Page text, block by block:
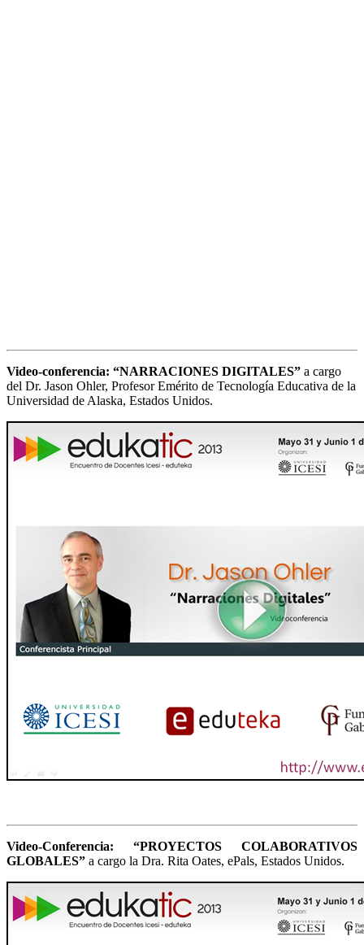
Video-conferencia: “NARRACIONES DIGITALES” a cargo
del Dr. Jason Ohler, Profesor Emérito de Tecnología Educativa de la
Universidad de Alaska, Estados Unidos.
Video-Conferencia: “PROYECTOS COLABORATIVOS
GLOBALES” a cargo la Dra. Rita Oates, ePals, Estados Unidos.